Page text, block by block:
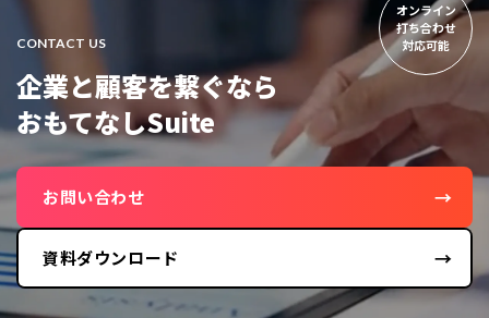
CONTACT US
企業と顧客を繋ぐなら
おもてなしSuite
オンライン
打ち合わせ
対応可能
資料ダウンロード
お問い合わせ